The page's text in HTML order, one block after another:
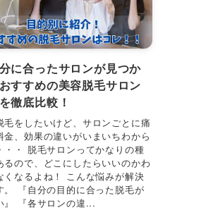
分に合ったサロンが見つか
すすめの美容脱毛サロン
徹底比較！
毛をしたいけど、サロンごとに痛
金、効果の違いがいまいちわから
・・ 脱毛サロンってかなりの種
るので、どこにしたらいいのかわ
くなるよね！ こんな悩みが解決
。 『自分の目的に合った脱毛が
』 『各サロンの違...